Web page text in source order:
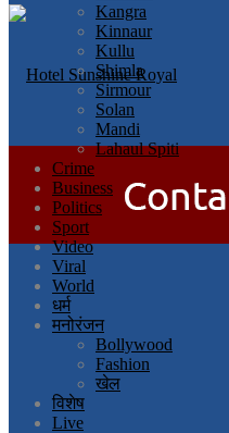
Kangra
Kinnaur
Kullu
Shimla
Sirmour
Solan
Mandi
Lahaul Spiti
Crime
Business
Politics
Sport
Video
Viral
World
धर्म
मनोरंजन
Bollywood
Fashion
खेल
विशेष
Live